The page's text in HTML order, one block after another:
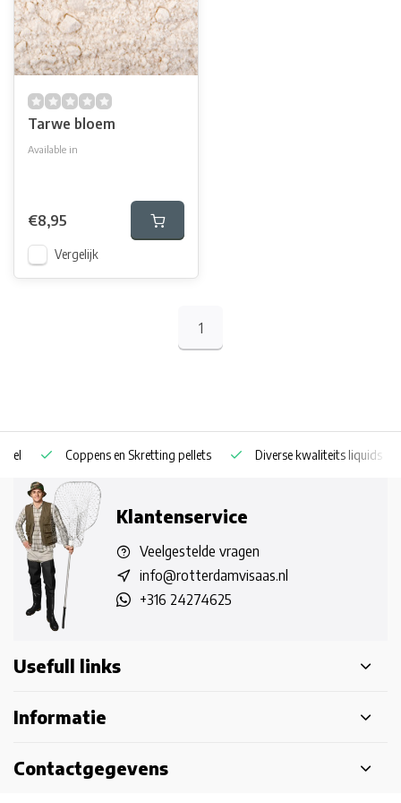
Tarwe bloem
Available in
€8,95
Vergelijk
1
Coppens en Skretting pellets Diverse kwaliteits liquids
Klantenservice
Veelgestelde vragen
info@rotterdamvisaas.nl
+316 24274625
Usefull links
Informatie
Contactgegevens